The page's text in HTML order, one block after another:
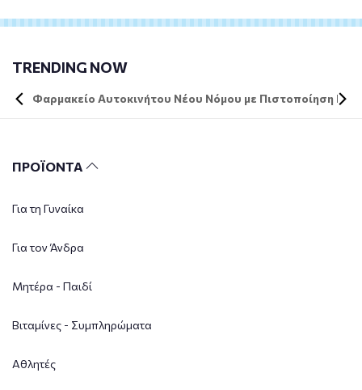
TRENDING NOW
Φαρμακείο Αυτοκινήτου Νέου Νόμου με Πιστοποίηση DIN
ΠΡΟΪΟΝΤΑ
Για τη Γυναίκα
Για τον Άνδρα
Μητέρα - Παιδί
Βιταμίνες - Συμπληρώματα
Αθλητές